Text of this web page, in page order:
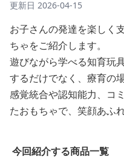
更新日 2026-04-15
お子さんの発達を楽しく
ちゃをご紹介します。
遊びながら学べる知育玩
するだけでなく、療育の
感覚統合や認知能力、コ
たおもちゃで、笑顔あふ
今回紹介する商品一覧